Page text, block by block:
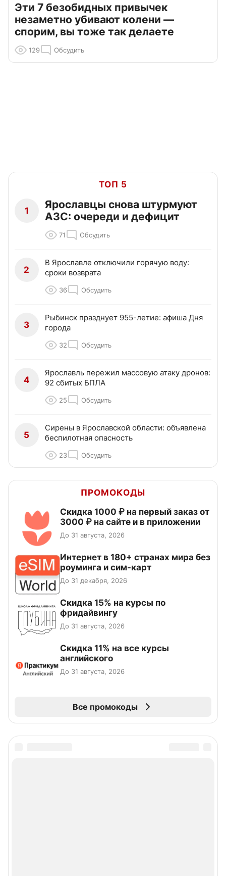
Эти 7 безобидных привычек
незаметно убивают колени —
спорим, вы тоже так делаете
129 Обсудить
ТОП 5
1
Ярославцы снова штурмуют
АЗС: очереди и дефицит
71 Обсудить
2
В Ярославле отключили горячую воду:
сроки возврата
36 Обсудить
3
Рыбинск празднует 955-летие: афиша Дня
города
32 Обсудить
4
Ярославль пережил массовую атаку дронов:
92 сбитых БПЛА
25 Обсудить
5
Сирены в Ярославской области: объявлена
беспилотная опасность
23 Обсудить
ПРОМОКОДЫ
Скидка 1000 ₽ на первый заказ от
3000 ₽ на сайте и в приложении
До 31 августа, 2026
Интернет в 180+ странах мира без
роуминга и сим-карт
До 31 декабря, 2026
Скидка 15% на курсы по
фридайвингу
До 31 августа, 2026
Скидка 11% на все курсы
английского
До 31 августа, 2026
Все промокоды